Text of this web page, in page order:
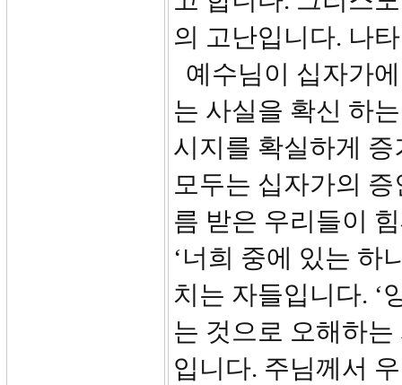
의 고난입니다. 나
예수님이 십자가
는 사실을 확신 하
시지를 확실하게
모두는 십자가의
름 받은 우리들이
‘너희 중에 있는 하
치는 자들입니다. ‘
는 것으로 오해하
입니다. 주님께서